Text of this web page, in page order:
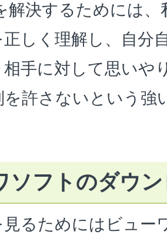
解決するためには
正しく理解し、自分
相手に対して思いや
を許さないという強
ソフトのダウ
見るためにはビュー